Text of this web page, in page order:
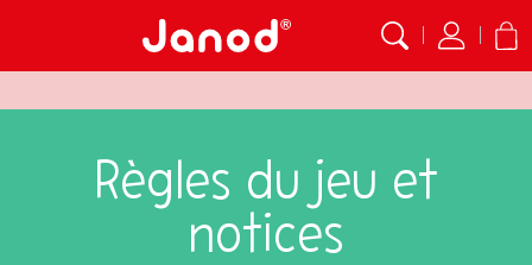
Règles du jeu et
notices